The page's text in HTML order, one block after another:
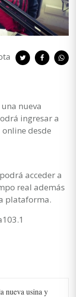
nueva
ingresar a
desde
acceder a
real además
plataforma.
nueva usina y